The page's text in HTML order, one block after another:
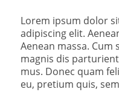
Lorem ipsum dolor
adipiscing elit.
Aenean massa.
magnis dis
mus. Donec quam
eu, pretium quis,